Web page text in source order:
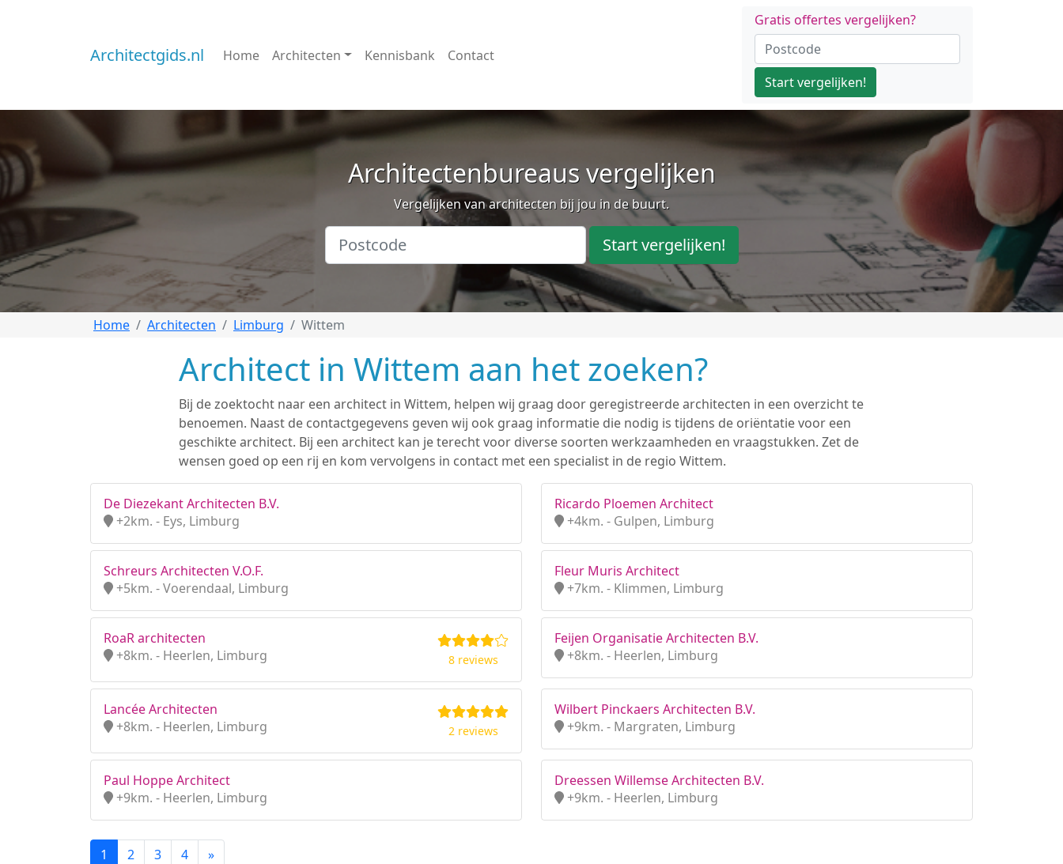
Architectgids.nl Home Architecten Kennisbank Contact
Gratis offertes vergelijken?
Start vergelijken!
Architectenbureaus vergelijken
Vergelijken van architecten bij jou in de buurt.
Start vergelijken!
Home Architecten Limburg Wittem
Architect in Wittem aan het zoeken?
Bij de zoektocht naar een architect in Wittem, helpen wij graag door geregistreerde architecten in een overzicht te
benoemen. Naast de contactgegevens geven wij ook graag informatie die nodig is tijdens de oriëntatie voor een
geschikte architect. Bij een architect kan je terecht voor diverse soorten werkzaamheden en vraagstukken. Zet de
wensen goed op een rij en kom vervolgens in contact met een specialist in de regio Wittem.
De Diezekant Architecten B.V.
+2km. - Eys, Limburg
Ricardo Ploemen Architect
+4km. - Gulpen, Limburg
Schreurs Architecten V.O.F.
+5km. - Voerendaal, Limburg
Fleur Muris Architect
+7km. - Klimmen, Limburg
RoaR architecten
+8km. - Heerlen, Limburg
8 reviews
Feijen Organisatie Architecten B.V.
+8km. - Heerlen, Limburg
Lancée Architecten
+8km. - Heerlen, Limburg
2 reviews
Wilbert Pinckaers Architecten B.V.
+9km. - Margraten, Limburg
Paul Hoppe Architect
+9km. - Heerlen, Limburg
Dreessen Willemse Architecten B.V.
+9km. - Heerlen, Limburg
1 2 3 4 »